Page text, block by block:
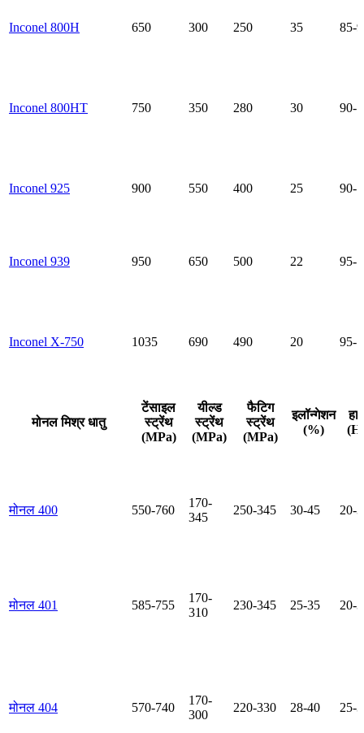
Inconel 800H 650 300 250 35 85-
Inconel 800HT 750 350 280 30 90-
Inconel 925 900 550 400 25 90-
Inconel 939 950 650 500 22 95-
Inconel X-750 1035 690 490 20 95-
मोनल मिश्र धातु
टेंसाइल
स्ट्रेंथ
(MPa)
यील्ड
स्ट्रेंथ
(MPa)
फैटिग
स्ट्रेंथ
(MPa)
इलॉन्गेशन
(%)
मोनल 400 550-760
170-
345
250-345 30-45 20-
मोनल 401 585-755
170-
310
230-345 25-35 20-
मोनल 404 570-740
170-
300
220-330 28-40 25-